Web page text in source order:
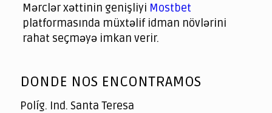
Mərclər xəttinin genişliyi Mostbet
platformasında müxtəlif idman növlərini
rahat seçməyə imkan verir.
of
DONDE NOS ENCONTRAMOS
Políg. Ind. Santa Teresa